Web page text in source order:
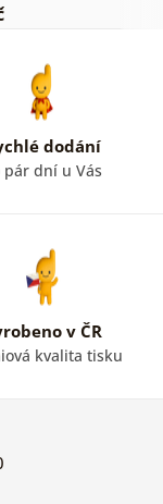
dodání
pár dní u Vás
v ČR
kvalita tisku